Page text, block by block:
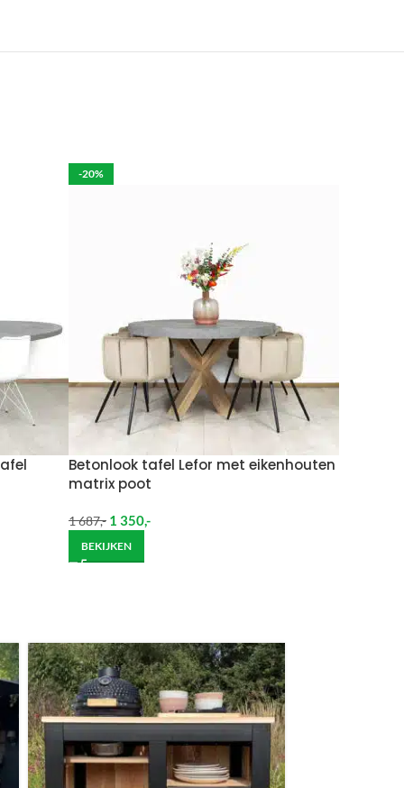
voor de eventuele schade aan het product.
week in rekening brengen.
brengen. De kosten hiervan zijn €59 daar
je het meubel gemonteerd hebben op een
moet helpen om de goederen op de juiste
bezorging op begane grond rekenen wij
-20%
Betonlook tafel Lefor met eikenhouten
matrix poot
1 687,- 1 350,-
BEKIJKEN